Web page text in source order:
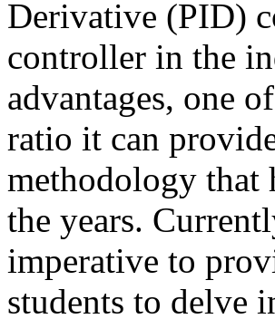
Derivative (PID)
controller in the
advantages, one
ratio it can
methodology that
the years.
imperative to
students to delve